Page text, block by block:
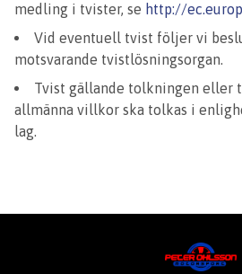
medling i tvister, se http://
Vid eventuell tvist följer vi
motsvarande tvistlösningsorgan.
Tvist gällande tolkningen eller
allmänna villkor ska tolkas i
lag.